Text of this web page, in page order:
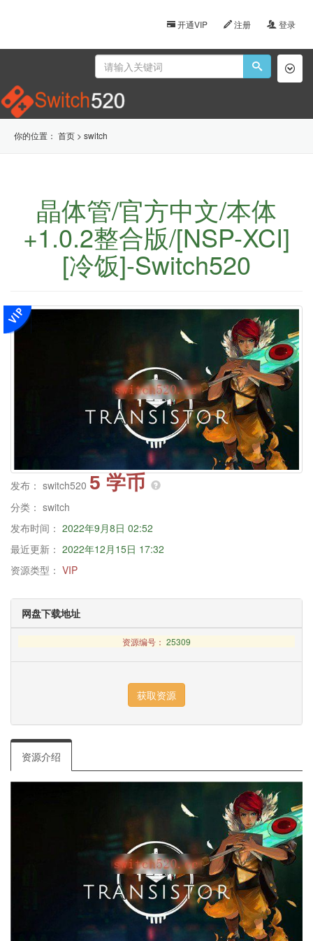
开通VIP 注册 登录
你的位置： 首页 > switch
晶体管/官方中文/本体
+1.0.2整合版/[NSP-XCI]
[冷饭]-Switch520
发布： switch520 5 学币
分类： switch
发布时间： 2022年9月8日 02:52
最近更新： 2022年12月15日 17:32
资源类型： VIP
网盘下载地址
资源编号： 25309
资源介绍